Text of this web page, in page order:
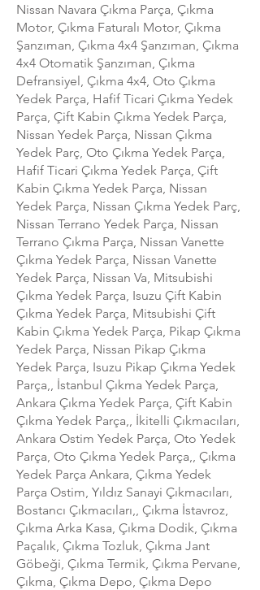
Nissan Navara Çıkma Parça, Çıkma
Motor, Çıkma Faturalı Motor, Çıkma
Şanzıman, Çıkma 4x4 Şanzıman, Çıkma
4x4 Otomatik Şanzıman, Çıkma
Defransiyel, Çıkma 4x4, Oto Çıkma
Yedek Parça, Hafif Ticari Çıkma Yedek
Parça, Çift Kabin Çıkma Yedek Parça,
Nissan Yedek Parça, Nissan Çıkma
Yedek Parç, Oto Çıkma Yedek Parça,
Hafif Ticari Çıkma Yedek Parça, Çift
Kabin Çıkma Yedek Parça, Nissan
Yedek Parça, Nissan Çıkma Yedek Parç,
Nissan Terrano Yedek Parça, Nissan
Terrano Çıkma Parça, Nissan Vanette
Çıkma Yedek Parça, Nissan Vanette
Yedek Parça, Nissan Va, Mitsubishi
Çıkma Yedek Parça, Isuzu Çift Kabin
Çıkma Yedek Parça, Mitsubishi Çift
Kabin Çıkma Yedek Parça, Pikap Çıkma
Yedek Parça, Nissan Pikap Çıkma
Yedek Parça, Isuzu Pikap Çıkma Yedek
Parça,, İstanbul Çıkma Yedek Parça,
Ankara Çıkma Yedek Parça, Çift Kabin
Çıkma Yedek Parça,, İkitelli Çıkmacıları,
Ankara Ostim Yedek Parça, Oto Yedek
Parça, Oto Çıkma Yedek Parça,, Çıkma
Yedek Parça Ankara, Çıkma Yedek
Parça Ostim, Yıldız Sanayi Çıkmacıları,
Bostancı Çıkmacıları,, Çıkma İstavroz,
Çıkma Arka Kasa, Çıkma Dodik, Çıkma
Paçalık, Çıkma Tozluk, Çıkma Jant
Göbeği, Çıkma Termik, Çıkma Pervane,
Çıkma, Çıkma Depo, Çıkma Depo